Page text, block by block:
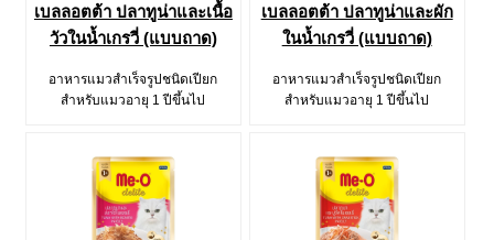
เบลลอตต้า ปลาทูน่าและเนื้อ
วัวในน้ำเกรวี่ (แบบถาด)
อาหารแมวสำเร็จรูปชนิดเปียก
สำหรับแมวอายุ 1 ปีขึ้นไป
เบลลอตต้า ปลาทูน่าและผัก
ในน้ำเกรวี่ (แบบถาด)
อาหารแมวสำเร็จรูปชนิดเปียก
สำหรับแมวอายุ 1 ปีขึ้นไป